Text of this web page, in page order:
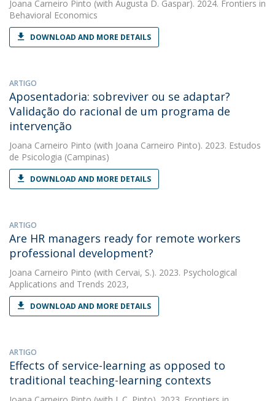
Joana Carneiro Pinto (with Augusta D. Gaspar). 2024. Frontiers in
Behavioral Economics
DOWNLOAD AND MORE DETAILS
ARTIGO
Aposentadoria: sobreviver ou se adaptar?
Validação do racional de um programa de
intervenção
Joana Carneiro Pinto (with Joana Carneiro Pinto). 2023. Estudos
de Psicologia (Campinas)
DOWNLOAD AND MORE DETAILS
ARTIGO
Are HR managers ready for remote workers
professional development?
Joana Carneiro Pinto (with Cervai, S.). 2023. Psychological
Applications and Trends 2023,
DOWNLOAD AND MORE DETAILS
ARTIGO
Effects of service-learning as opposed to
traditional teaching-learning contexts